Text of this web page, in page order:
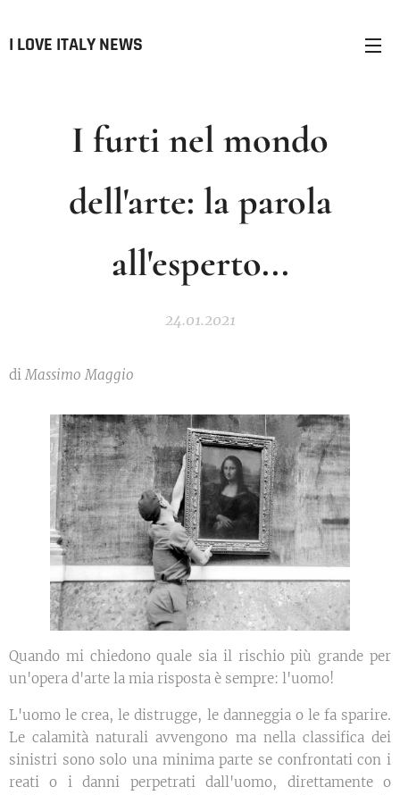
I LOVE ITALY NEWS
I furti nel mondo
dell'arte: la parola
all'esperto...
24.01.2021
diMassimo Maggio
Quando mi chiedono quale sia il rischio più grande per
un'opera d'arte la mia risposta è sempre: l'uomo!
L'uomo le crea, le distrugge, le danneggia o le fa sparire.
Le calamità naturali avvengono ma nella classifica dei
sinistri sono solo una minima parte se confrontati con i
reati o i danni perpetrati dall'uomo, direttamente o